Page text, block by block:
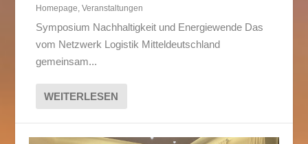
Homepage,Veranstaltungen
Symposium Nachhaltigkeit und Energiewende Das
vom Netzwerk Logistik Mitteldeutschland
gemeinsam...
WEITERLESEN